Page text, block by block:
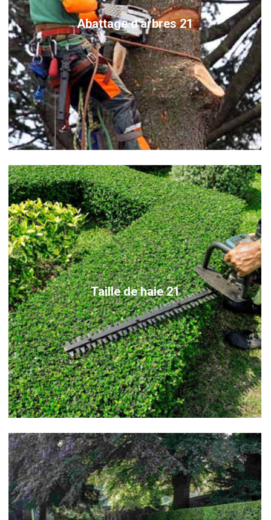
Abattage d'arbres 21
Taille de haie 21